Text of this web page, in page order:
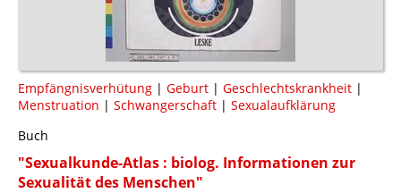
Empfängnisverhütung | Geburt | Geschlechtskrankheit |
Menstruation | Schwangerschaft | Sexualaufklärung
Buch
"Sexualkunde-Atlas : biolog. Informationen zur
Sexualität des Menschen"